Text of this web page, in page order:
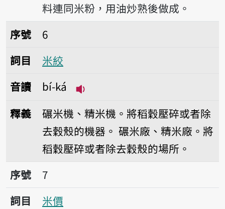
料連同米粉，用油炒熟後做成。
序號6米絞
序號
6
詞目
米絞
音讀
bí-ká
釋義
碾米機、精米機。將稻穀壓碎或者除
去穀殼的機器。 碾米廠、精米廠。將
稻穀壓碎或者除去穀殼的場所。
序號7米價
序號
7
詞目
米價